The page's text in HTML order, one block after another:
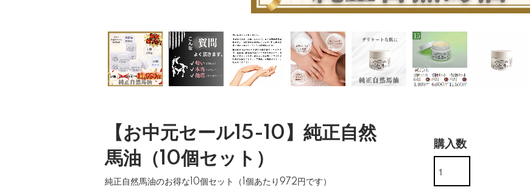
【お中元セール15-10】純正自然
馬油（10個セット）
純正自然馬油のお得な10個セット（1個あたり972円です）
購入数